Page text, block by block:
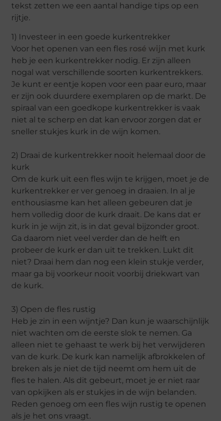
tekst zetten we een aantal handige tips op een
rijtje.
1) Investeer in een goede kurkentrekker
Voor het openen van een fles rosé wijn met kurk
heb je een kurkentrekker nodig. Er zijn alleen
nogal wat verschillende soorten kurkentrekkers.
Je kunt er eentje kopen voor een paar euro, maar
er zijn ook duurdere exemplaren op de markt. De
spiraal van een goedkope kurkentrekker is vaak
niet al te scherp en dat kan ervoor zorgen dat er
sneller stukjes kurk in de wijn komen.
2) Draai de kurkentrekker nooit helemaal door de
kurk
Om de kurk uit een fles wijn te krijgen, moet je de
kurkentrekker er ver genoeg in draaien. In al je
enthousiasme kan het alleen gebeuren dat je
hem volledig door de kurk draait. De kans dat er
kurk in je wijn zit, is in dat geval bijzonder groot.
Ga daarom niet veel verder dan de helft en
probeer de kurk er dan uit te trekken. Lukt dit
niet? Draai hem dan nog een klein stukje verder,
maar ga bij voorkeur nooit voorbij driekwart van
de kurk.
3) Open de fles rustig
Heb je zin in een wijntje? Dan kun je waarschijnlijk
niet wachten om de eerste slok te nemen. Ga
alleen niet te gehaast te werk bij het verwijderen
van de kurk. De kurk kan namelijk afbrokkelen of
breken als je niet de tijd neemt om hem uit de
fles te halen. Als dit gebeurt, moet je er niet raar
van opkijken als er stukjes in de wijn belanden.
Reden genoeg om een fles wijn rustig te openen
als je het ons vraagt.